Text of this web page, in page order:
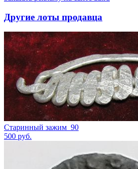
Другие лоты продавца
Старинный зажим_90
500 руб.